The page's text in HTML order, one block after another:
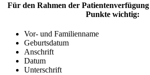
Für den Rahmen der
Punkte wichtig:
Vor- und Familienname
Geburtsdatum
Anschrift
Datum
Unterschrift